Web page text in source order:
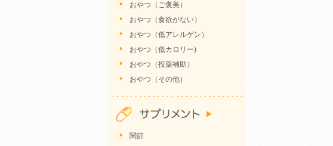
おやつ（ご褒美）
おやつ（食欲がない）
おやつ（低アレルゲン）
おやつ（低カロリー)
おやつ（投薬補助）
おやつ（その他）
関節